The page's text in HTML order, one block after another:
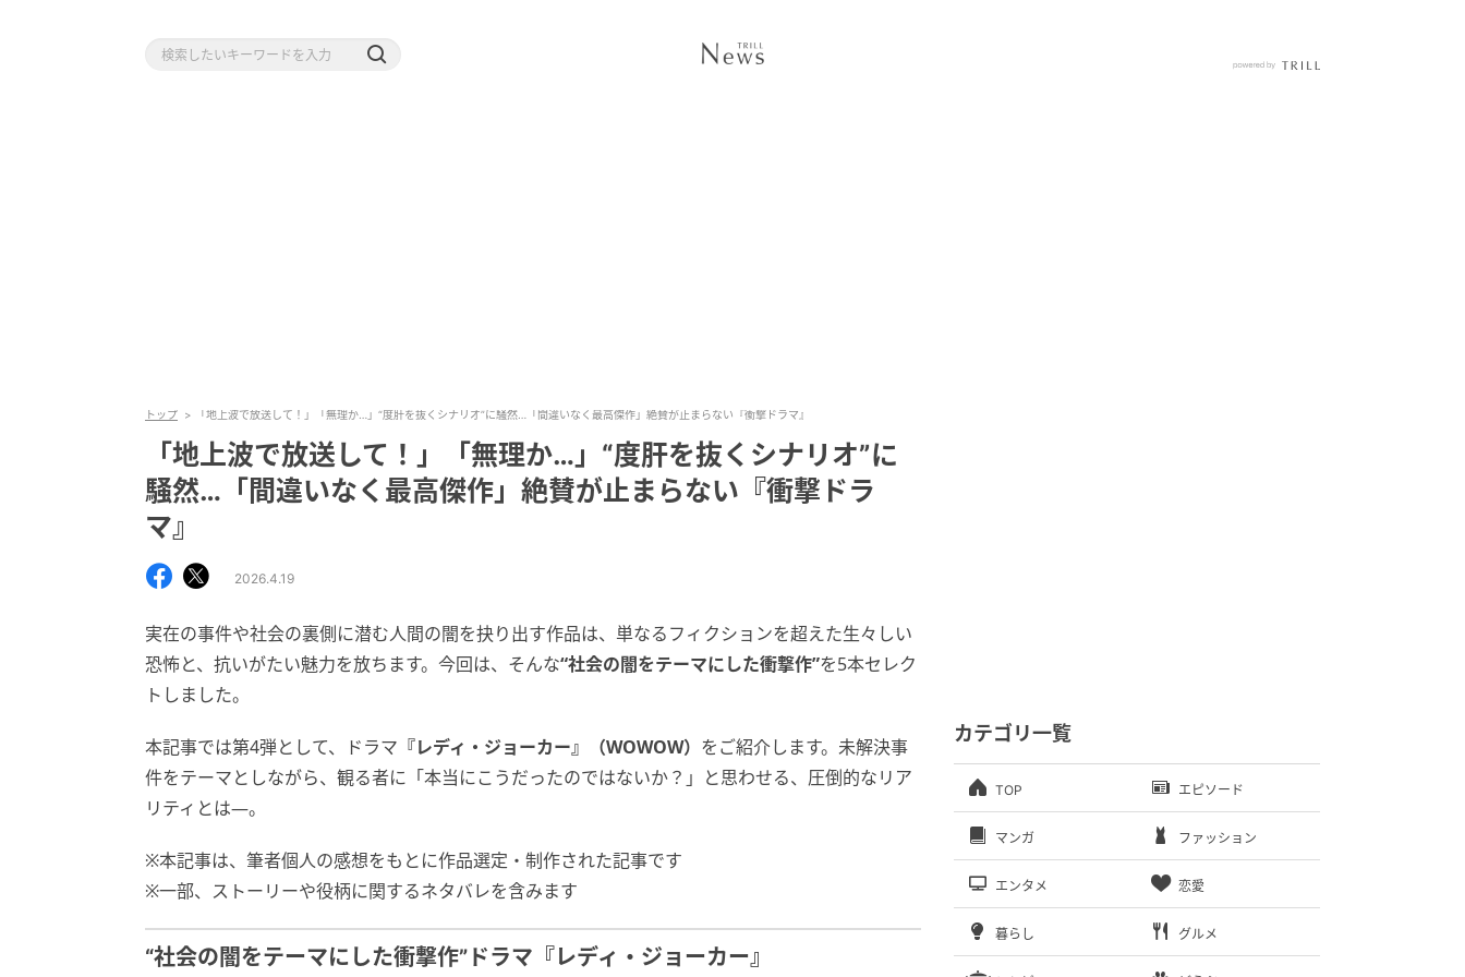
トップ 「地上波で放送して！」「無理か…」“度肝を抜くシナリオ”に騒然…「間違いなく最高傑作」絶賛が止まらない『衝撃ドラマ』
「地上波で放送して！」「無理か…」“度肝を抜くシナリオ”に
騒然…「間違いなく最高傑作」絶賛が止まらない『衝撃ドラ
マ』
2026.4.19
実在の事件や社会の裏側に潜む人間の闇を抉り出す作品は、単なるフィクションを超えた生々しい
恐怖と、抗いがたい魅力を放ちます。今回は、そんな“社会の闇をテーマにした衝撃作”を5本セレク
トしました。
本記事では第4弾として、ドラマ 『レディ・ジョーカー』（WOWOW） をご紹介します。未解決事
件をテーマとしながら、観る者に「本当にこうだったのではないか？」と思わせる、圧倒的なリア
リティとは―。
※本記事は、筆者個人の感想をもとに作品選定・制作された記事です
※一部、ストーリーや役柄に関するネタバレを含みます
“社会の闇をテーマにした衝撃作”ドラマ『レディ・ジョーカー』
カテゴリ一覧
TOP エピソード
マンガ ファッション
エンタメ 恋愛
暮らし グルメ